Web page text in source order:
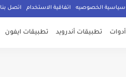
سياسية الخصوصيه اتفاقية الاستخدام اتصل بنا
أدوات تطبيقات أندرويد تطبيقات ايفون